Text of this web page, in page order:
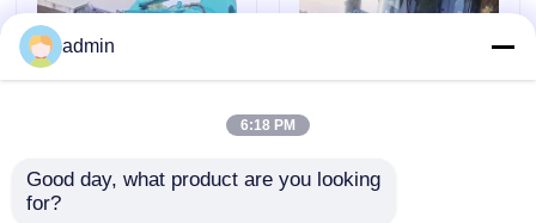
Bitte um ein Angebot
Straßenbaumaschinen
Gebrauchte Baumaschinen
Hochwertige Kobelco
admin
6:18 PM
Good day, what product are you looking
for?